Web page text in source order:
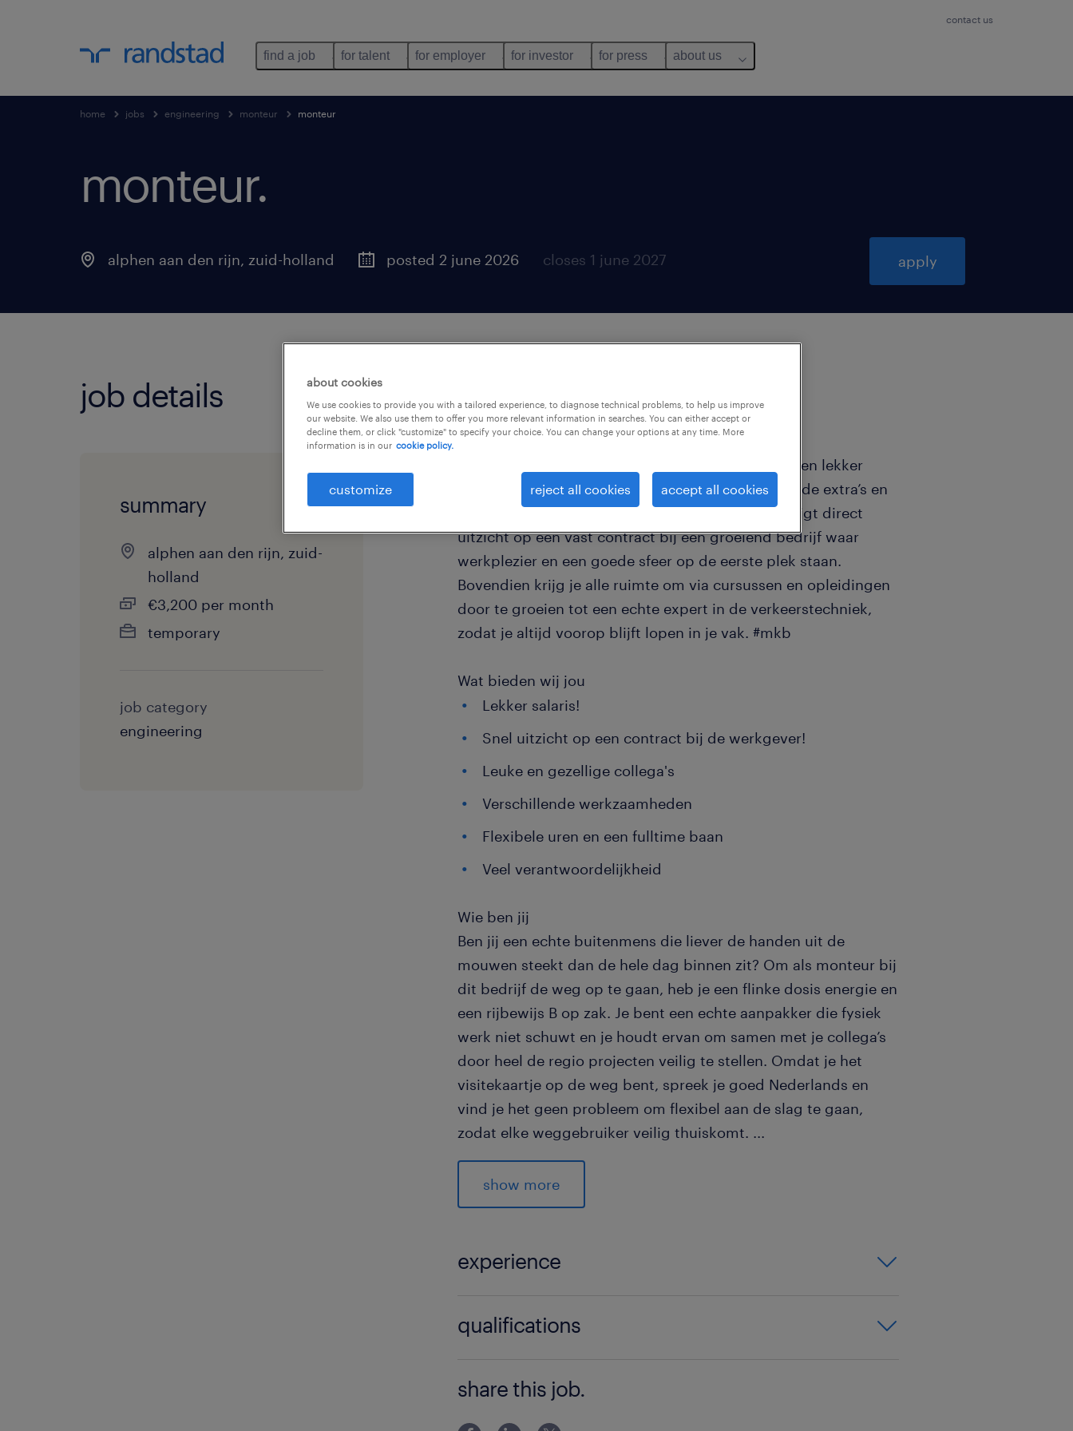
contact us
find a job for talent for employer for investor for press about us
home jobs engineering monteur monteur
monteur.
alphen aan den rijn, zuid-holland posted 2 june 2026 closes 1 june 2027 apply
job details
summary
alphen aan den rijn, zuid-
holland
€3,200 per month
temporary
job category
engineering
Bij dit bedrijf in Alphen aan den Rijn start je met een lekker
salaris dat past bij jouw inzet, aangevuld met goede extra’s en
een pensioenregeling die staat als een huis. Je krijgt direct
uitzicht op een vast contract bij een groeiend bedrijf waar
werkplezier en een goede sfeer op de eerste plek staan.
Bovendien krijg je alle ruimte om via cursussen en opleidingen
door te groeien tot een echte expert in de verkeerstechniek,
zodat je altijd voorop blijft lopen in je vak. #mkb
Wat bieden wij jou
Lekker salaris!
Snel uitzicht op een contract bij de werkgever!
Leuke en gezellige collega's
Verschillende werkzaamheden
Flexibele uren en een fulltime baan
Veel verantwoordelijkheid
Wie ben jij
Ben jij een echte buitenmens die liever de handen uit de
mouwen steekt dan de hele dag binnen zit? Om als monteur bij
dit bedrijf de weg op te gaan, heb je een flinke dosis energie en
een rijbewijs B op zak. Je bent een echte aanpakker die fysiek
werk niet schuwt en je houdt ervan om samen met je collega’s
door heel de regio projecten veilig te stellen. Omdat je het
visitekaartje op de weg bent, spreek je goed Nederlands en
vind je het geen probleem om flexibel aan de slag te gaan,
zodat elke weggebruiker veilig thuiskomt. ...
Klaar om de weg op te gaan? Dit is wat je minimaal in je rugzak
moet hebben:
Rijbewijs B (en bij voorkeur BE)
Bereidheid om een opleiding te volgen voor het uitvoeren
Wat ga je doen
show more
experience
qualifications
share this job.
about cookies
We use cookies to provide you with a tailored experience, to diagnose technical problems, to help us improve
our website. We also use them to offer you more relevant information in searches. You can either accept or
decline them, or click "customize" to specify your choice. You can change your options at any time. More
information is in our cookie policy.
customize reject all cookies accept all cookies